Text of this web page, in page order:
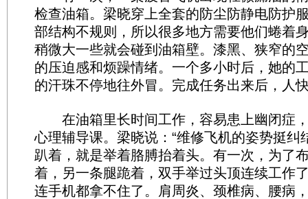
检查油箱。梁晓穿上全套的防尘防静电防护
部结构不规则，所以很多地方需要他们蜷着
稍微大一些就会碰到油箱壁。漆黑、狭窄的
的压迫感和烦躁情绪。一个多小时后，她的
的汗珠不停地往外冒。完成任务出来后，人
在油箱里长时间工作，容易患上幽闭症
心理辅导课。梁晓说：“维修飞机的姿势挺纠
趴着，就是举着胳膊抬着头。有一次，为了
着，另一条腿跪着，双手举过头顶连续工作
连手机都拿不住了。肩周炎、颈椎病、腰病